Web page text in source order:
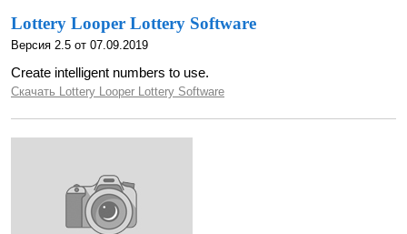
Lottery Looper Lottery Software
Версия 2.5 от 07.09.2019
Create intelligent numbers to use.
Скачать Lottery Looper Lottery Software